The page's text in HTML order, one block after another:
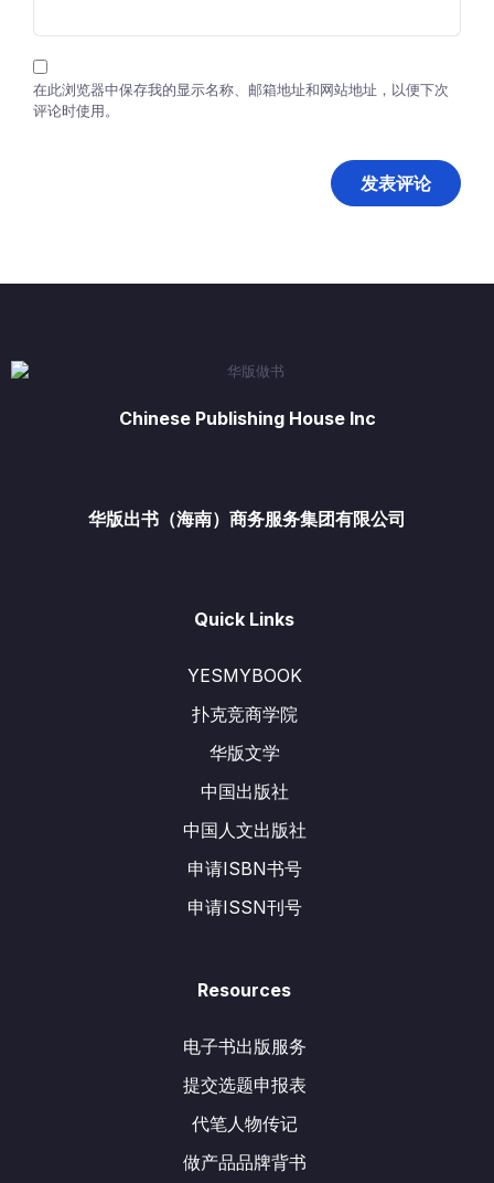
在此浏览器中保存我的显示名称、邮箱地址和网站地址，以便下次
评论时使用。
Chinese Publishing House Inc
华版出书（海南）商务服务集团有限公司
Quick Links
YESMYBOOK
扑克竞商学院
华版文学
中国出版社
中国人文出版社
申请ISBN书号
申请ISSN刊号
Resources
电子书出版服务
提交选题申报表
代笔人物传记
做产品品牌背书